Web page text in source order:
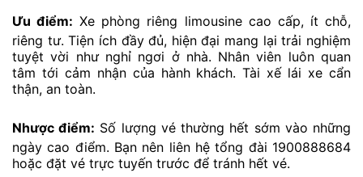
Ưu điểm: Xe phòng riêng limousine cao cấp, ít chỗ,
riêng tư. Tiện ích đầy đủ, hiện đại mang lại trải nghiệm
tuyệt vời như nghỉ ngơi ở nhà. Nhân viên luôn quan
tâm tới cảm nhận của hành khách. Tài xế lái xe cẩn
thận, an toàn.
Nhược điểm: Số lượng vé thường hết sớm vào những
ngày cao điểm. Bạn nên liên hệ tổng đài 1900888684
hoặc đặt vé trực tuyến trước để tránh hết vé.